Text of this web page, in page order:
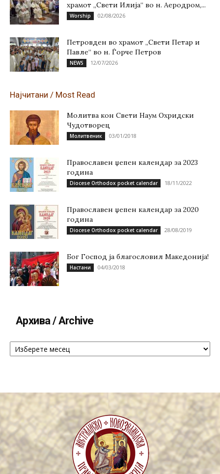
храмот „Свети Илија“ во н. Аеродром,...
Worship 02/08/2026
Петровден во храмот „Свети Петар и
Павле“ во н. Ѓорче Петров
NEWS 12/07/2026
Најчитани / Most Read
Молитва кон Свети Наум Охридски
Чудотворец
Молитвеник 03/01/2018
Православен џепен календар за 2023
година
Diocese Orthodox pocket calendar 18/11/2022
Православен џепен календар за 2020
година
Diocese Orthodox pocket calendar 28/08/2019
Бог Господ ја благословил Македонија!
Настани 04/03/2018
Архива / Archive
Архива